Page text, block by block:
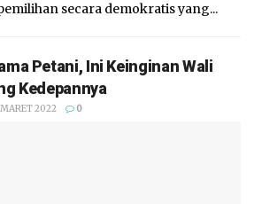
secara demokratis yang...
Petani, Ini Keinginan Wali
Kedepannya
2022 0